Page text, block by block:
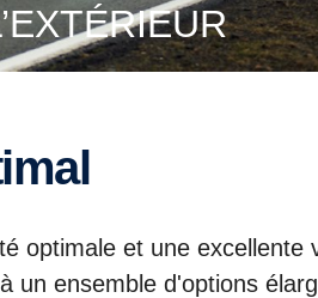
optimale et une excellente
un ensemble d'options